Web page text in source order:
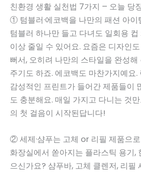
친환경 생활 실천법 7가지 – 오늘 당
① 텀블러·에코백을 나만의 패션 아이
텀블러 하나만 들고 다녀도 일회용
이상 줄일 수 있어요. 요즘은 디자인
뻐서, 오히려 나만의 스타일을 완성
주기도 하죠. 에코백도 마찬가지예요.
감성적인 프린트가 들어간 제품들이
도 충분해요. 매일 가지고 다니는 것
의 첫 걸음이 시작된답니다!
② 세제·샴푸는 고체 or 리필 제품으
화장실에서 쏟아지는 플라스틱 용기,
으신가요? 샴푸바, 고체 클렌저, 리필